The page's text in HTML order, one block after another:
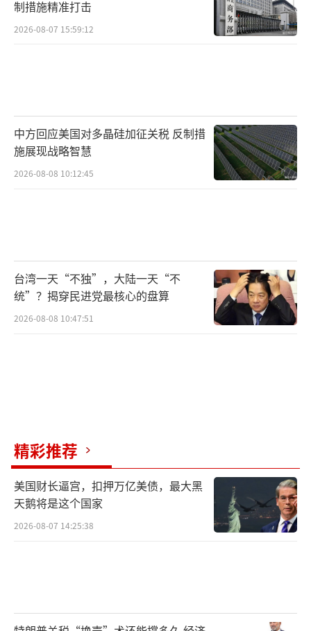
制措施精准打击
2026-08-07 15:59:12
中方回应美国对多晶硅加征关税 反制措
施展现战略智慧
2026-08-08 10:12:45
台湾一天“不独”，大陆一天“不
统”？揭穿民进党最核心的盘算
2026-08-08 10:47:51
精彩推荐
美国财长逼宫，扣押万亿美债，最大黑
天鹅将是这个国家
2026-08-07 14:25:38